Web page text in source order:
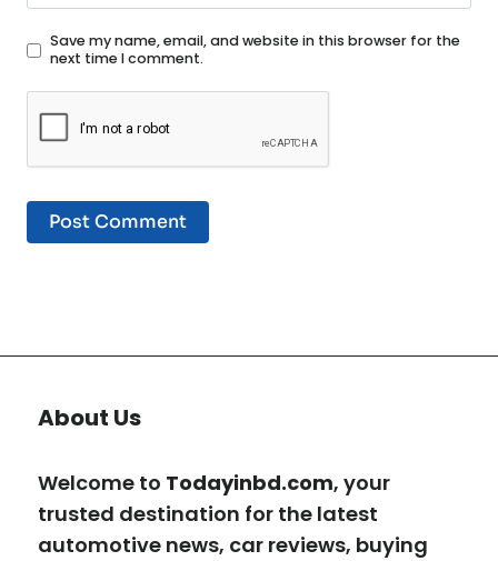
Save my name, email, and website in this browser for the
next time I comment.
About Us
Welcome to Todayinbd.com, your
trusted destination for the latest
automotive news, car reviews, buying